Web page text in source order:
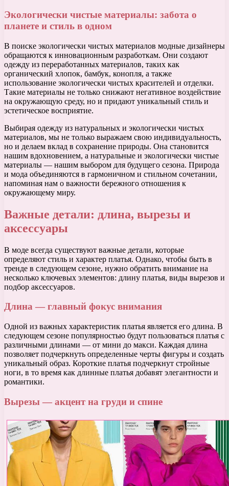
Экологически чистые материалы: забота о
планете и стиль в одном
В поиске экологически чистых материалов модные дизайнеры
обращаются к инновационным разработкам. Они создают
одежду из переработанных материалов, таких как
органический хлопок, бамбук, конопля, а также
использование экологически чистых красителей и отделки.
Такие материалы не только снижают негативное воздействие
на окружающую среду, но и придают уникальный стиль и
эстетическое восприятие.
Выбирая одежду из натуральных и экологически чистых
материалов, мы не только выражаем свою индивидуальность,
но и делаем вклад в сохранение природы. Она становится
нашим вдохновением, а натуральные и экологически чистые
материалы — нашим выбором для будущего сезона. Природа
и мода объединяются в гармоничном и стильном сочетании,
напоминая нам о важности бережного отношения к
окружающему миру.
Важные детали: длина, вырезы и
аксессуары
В моде всегда существуют важные детали, которые
определяют стиль и характер платья. Однако, чтобы быть в
тренде в следующем сезоне, нужно обратить внимание на
несколько ключевых элементов: длину платья, виды вырезов и
подбор аксессуаров.
Длина — главный фокус внимания
Одной из важных характеристик платья является его длина. В
следующем сезоне популярностью будут пользоваться платья с
различными длинами — от мини до макси. Каждая длина
позволяет подчеркнуть определенные черты фигуры и создать
уникальный образ. Короткие платья подчеркнут стройные
ноги, в то время как длинные платья добавят элегантности и
романтики.
Вырезы — акцент на груди и спине